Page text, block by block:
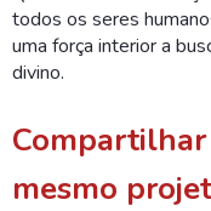
todos os seres
uma força interior a
divino.
mesmo